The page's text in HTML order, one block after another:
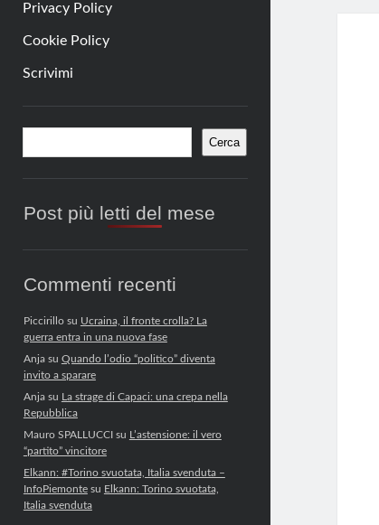
Privacy Policy
Cookie Policy
Scrivimi
Barra
laterale
Cerca
Post più letti del mese
Commenti recenti
Piccirillosu Ucraina, il fronte crolla? La
guerra entra in una nuova fase
Anjasu Quando l’odio “politico” diventa
invito a sparare
Anjasu La strage di Capaci: una crepa nella
Repubblica
Mauro SPALLUCCIsu L’astensione: il vero
“partito” vincitore
Elkann: #Torino svuotata, Italia svenduta –
InfoPiemontesu Elkann: Torino svuotata,
Italia svenduta